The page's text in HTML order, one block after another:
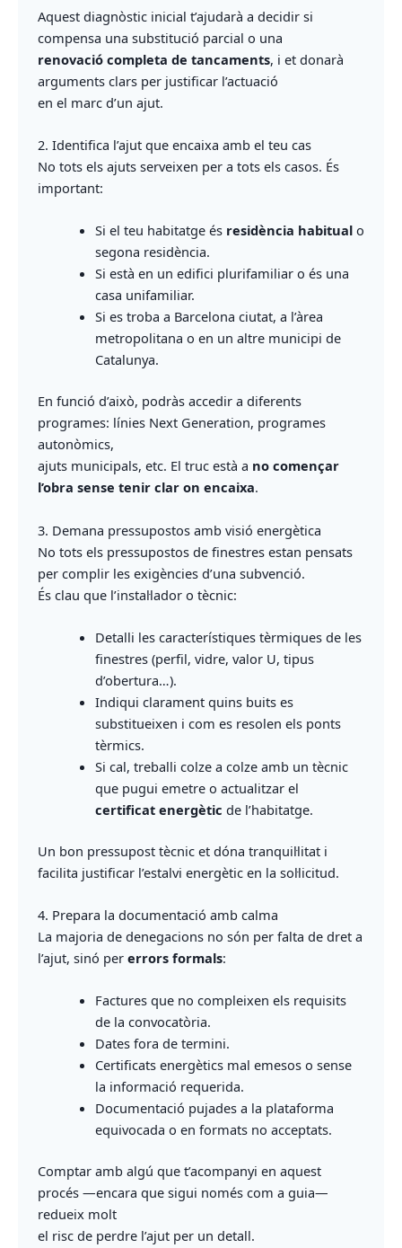
Aquest diagnòstic inicial t’ajudarà a decidir si
compensa una substitució parcial o una
renovació completa de tancaments, i et donarà
arguments clars per justificar l’actuació
en el marc d’un ajut.
2. Identifica l’ajut que encaixa amb el teu cas
No tots els ajuts serveixen per a tots els casos. És
important:
Si el teu habitatge és residència habitualo
segona residència.
Si està en un edifici plurifamiliar o és una
casa unifamiliar.
Si es troba a Barcelona ciutat, a l’àrea
metropolitana o en un altre municipi de
Catalunya.
En funció d’això, podràs accedir a diferents
programes: línies Next Generation, programes
autonòmics,
ajuts municipals, etc. El truc està a no començar
l’obra sense tenir clar on encaixa.
3. Demana pressupostos amb visió energètica
No tots els pressupostos de finestres estan pensats
per complir les exigències d’una subvenció.
És clau que l’instal·lador o tècnic:
Detalli les característiques tèrmiques de les
finestres (perfil, vidre, valor U, tipus
d’obertura…).
Indiqui clarament quins buits es
substitueixen i com es resolen els ponts
tèrmics.
Si cal, treballi colze a colze amb un tècnic
que pugui emetre o actualitzar el
certificat energètic de l’habitatge.
Un bon pressupost tècnic et dóna tranquil·litat i
facilita justificar l’estalvi energètic en la sol·licitud.
4. Prepara la documentació amb calma
La majoria de denegacions no són per falta de dret a
l’ajut, sinó per errors formals:
Factures que no compleixen els requisits
de la convocatòria.
Dates fora de termini.
Certificats energètics mal emesos o sense
la informació requerida.
Documentació pujades a la plataforma
equivocada o en formats no acceptats.
Comptar amb algú que t’acompanyi en aquest
procés —encara que sigui només com a guia—
redueix molt
el risc de perdre l’ajut per un detall.